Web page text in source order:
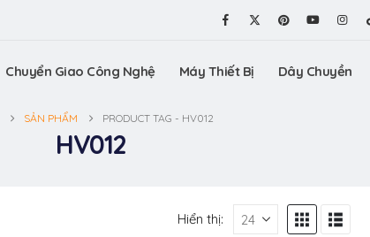
Chuyển Giao Công Nghệ Máy Thiết Bị Dây Chuyền
SẢN PHẨM PRODUCT TAG - HV012
HV012
Hiển thị: